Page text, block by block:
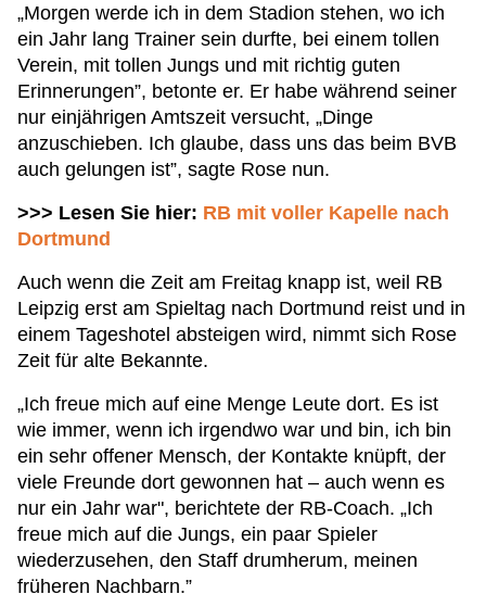
„Morgen werde ich in dem Stadion stehen, wo ich
ein Jahr lang Trainer sein durfte, bei einem tollen
Verein, mit tollen Jungs und mit richtig guten
Erinnerungen”, betonte er. Er habe während seiner
nur einjährigen Amtszeit versucht, „Dinge
anzuschieben. Ich glaube, dass uns das beim BVB
auch gelungen ist”, sagte Rose nun.
>>> Lesen Sie hier: RB mit voller Kapelle nach
Dortmund
Auch wenn die Zeit am Freitag knapp ist, weil RB
Leipzig erst am Spieltag nach Dortmund reist und in
einem Tageshotel absteigen wird, nimmt sich Rose
Zeit für alte Bekannte.
„Ich freue mich auf eine Menge Leute dort. Es ist
wie immer, wenn ich irgendwo war und bin, ich bin
ein sehr offener Mensch, der Kontakte knüpft, der
viele Freunde dort gewonnen hat – auch wenn es
nur ein Jahr war", berichtete der RB-Coach. „Ich
freue mich auf die Jungs, ein paar Spieler
wiederzusehen, den Staff drumherum, meinen
früheren Nachbarn.”